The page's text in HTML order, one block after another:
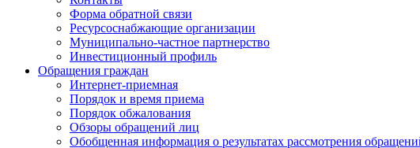
Форма обратной связи
Ресурсоснабжающие организации
Муниципально-частное партнерство
Инвестиционный профиль
Обращения граждан
Интернет-приемная
Порядок и время приема
Порядок обжалования
Обзоры обращений лиц
Обобщенная информация о результатах рассмотрения